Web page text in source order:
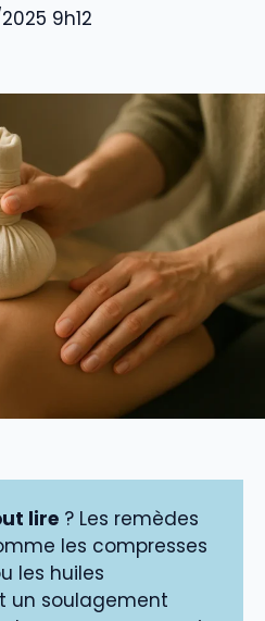
9h12
lire ? Les remèdes
les compresses
les huiles
un soulagement